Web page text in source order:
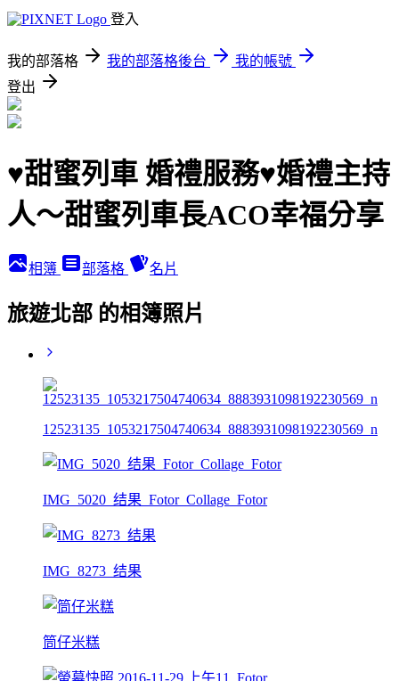
登入
我的部落格 我的部落格後台
我的帳號
登出
♥甜蜜列車 婚禮服務♥婚禮主持
人～甜蜜列車長ACO幸福分享
相簿 部落格 名片
旅遊北部 的相簿照片
12523135_1053217504740634_8883931098192230569_n
IMG_5020_结果_Fotor_Collage_Fotor
IMG_8273_结果
筒仔米糕